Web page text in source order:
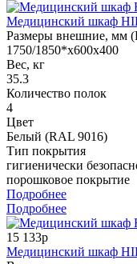
Медицинский шкаф
Размеры внешние, мм
1750/1850*x600x400
Вес, кг
35.3
Количество полок
4
Цвет
Белый (RAL 9016)
Тип покрытия
гигиенически
порошковое покрытие
Подробнее
Подробнее
15 133р
Медицинский шкаф